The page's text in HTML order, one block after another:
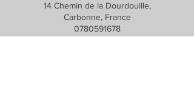
14 Chemin de la Dourdouille,
Carbonne, France
0780591678